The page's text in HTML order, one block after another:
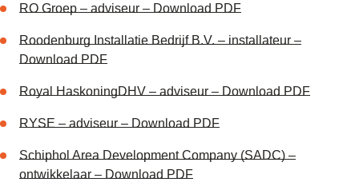
RO Groep – adviseur – Download PDF
Roodenburg Installatie Bedrijf B.V. – installateur –
Download PDF
Royal HaskoningDHV – adviseur – Download PDF
RYSE – adviseur – Download PDF
Schiphol Area Development Company (SADC) –
ontwikkelaar – Download PDF